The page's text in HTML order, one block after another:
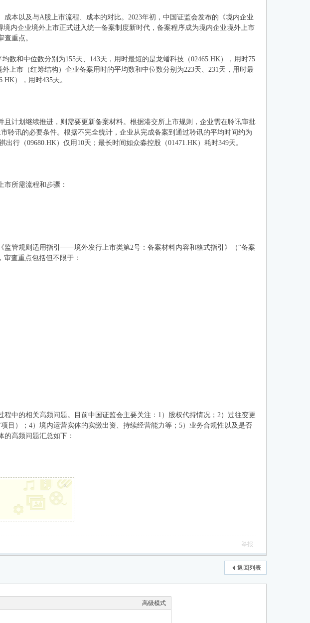
本以及与A股上市流程、成本的对比。2023年初，中国证监会发布的《境内企业
内企业境外上市正式进入统一备案制度新时代，备案程序成为境内企业境外上市
重点。
数和中位数分别为155天、143天，用时最短的是龙蟠科技（02465.HK），用时75
上市（红筹结构）企业备案用时的平均数和中位数分别为223天、231天，用时最
），用时435天。
计划继续推进，则需要更新备案材料。根据港交所上市规则，企业需在聆讯审批
聆讯的必要条件。根据不完全统计，企业从完成备案到通过聆讯的平均时间约为
行（09680.HK）仅用10天；最长时间如众淼控股（01471.HK）耗时349天。
所需流程和步骤：
管规则适用指引——境外发行上市类第2号：备案材料内容和格式指引》（“备案
查重点包括但不限于：
中的相关高频问题。目前中国证监会主要关注：1）股权代持情况；2）过往变更
目）；4）境内运营实体的实缴出资、持续经营能力等；5）业务合规性以及是否
高频问题汇总如下：
x
举报
返回列表
高级模式